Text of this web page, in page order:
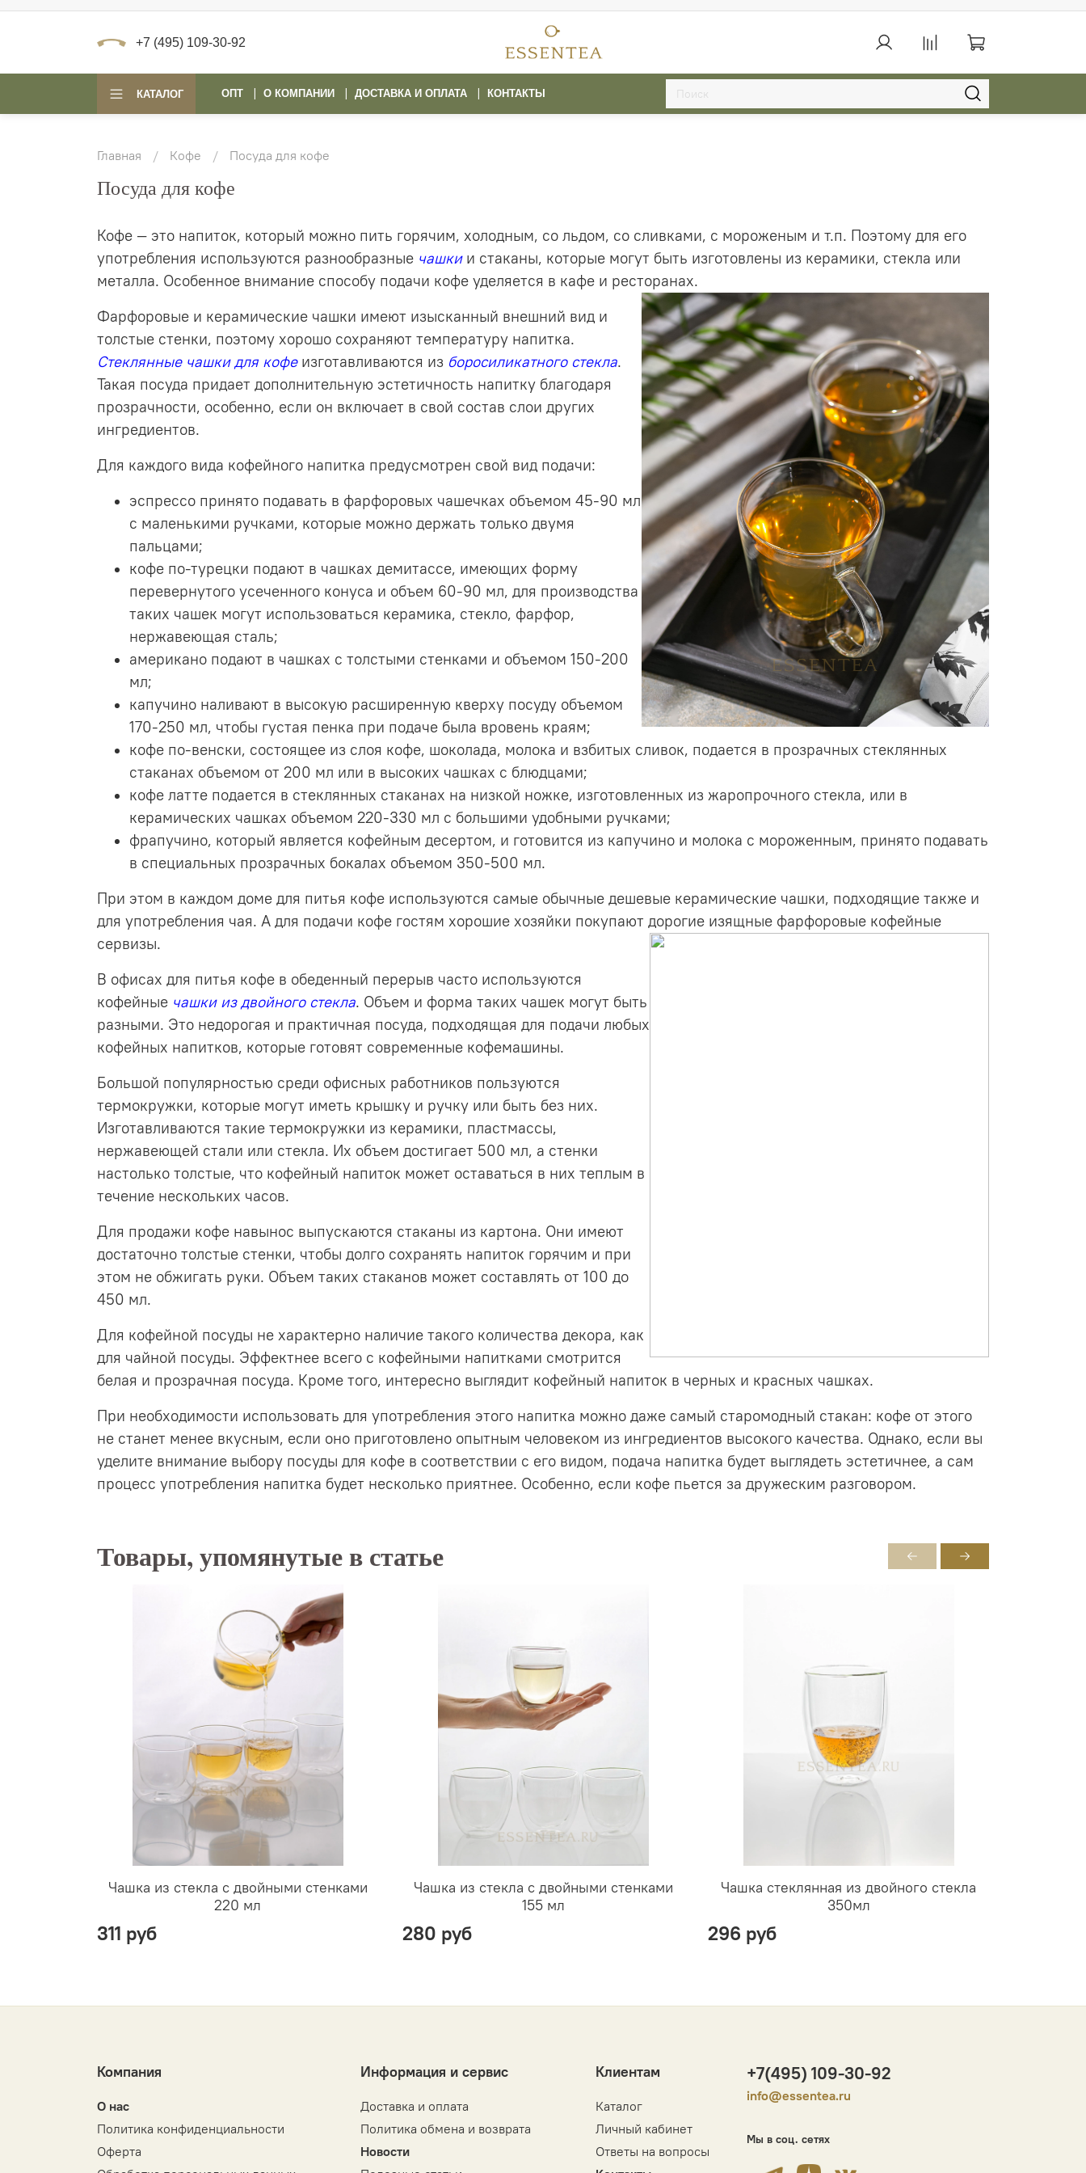
+7 (495) 109-30-92
КАТАЛОГ ОПТ О КОМПАНИИ ДОСТАВКА И ОПЛАТА КОНТАКТЫ
Главная Кофе Посуда для кофе
Посуда для кофе
Кофе — это напиток, который можно пить горячим, холодным, со льдом, со сливками, с мороженым и т.п. Поэтому для его
употребления используются разнообразные чашкии стаканы, которые могут быть изготовлены из керамики, стекла или
металла. Особенное внимание способу подачи кофе уделяется в кафе и ресторанах.
Фарфоровые и керамические чашки имеют изысканный внешний вид и
толстые стенки, поэтому хорошо сохраняют температуру напитка.
Стеклянныечашки для кофеизготавливаются из боросиликатногостекла.
Такая посуда придает дополнительную эстетичность напитку благодаря
прозрачности, особенно, если он включает в свой состав слои других
ингредиентов.
Для каждого вида кофейного напитка предусмотрен свой вид подачи:
эспрессо принято подавать в фарфоровых чашечках объемом 45-90 мл
с маленькими ручками, которые можно держать только двумя
пальцами;
кофе по-турецки подают в чашках демитассе, имеющих форму
перевернутого усеченного конуса и объем 60-90 мл, для производства
таких чашек могут использоваться керамика, стекло, фарфор,
нержавеющая сталь;
американо подают в чашках с толстыми стенками и объемом 150-200
мл;
капучино наливают в высокую расширенную кверху посуду объемом
170-250 мл, чтобы густая пенка при подаче была вровень краям;
кофе по-венски, состоящее из слоя кофе, шоколада, молока и взбитых сливок, подается в прозрачных стеклянных
стаканах объемом от 200 мл или в высоких чашках с блюдцами;
кофе латте подается в стеклянных стаканах на низкой ножке, изготовленных из жаропрочного стекла, или в
керамических чашках объемом 220-330 мл с большими удобными ручками;
фрапучино, который является кофейным десертом, и готовится из капучино и молока с мороженным, принято подавать
в специальных прозрачных бокалах объемом 350-500 мл.
При этом в каждом доме для питья кофе используются самые обычные дешевые керамические чашки, подходящие также и
для употребления чая. А для подачи кофе гостям хорошие хозяйки покупают дорогие изящные фарфоровые кофейные
сервизы.
В офисах для питья кофе в обеденный перерыв часто используются
кофейные чашки из двойного стекла. Объем и форма таких чашек могут быть
разными. Это недорогая и практичная посуда, подходящая для подачи любых
кофейных напитков, которые готовят современные кофемашины.
Большой популярностью среди офисных работников пользуются
термокружки, которые могут иметь крышку и ручку или быть без них.
Изготавливаются такие термокружки из керамики, пластмассы,
нержавеющей стали или стекла. Их объем достигает 500 мл, а стенки
настолько толстые, что кофейный напиток может оставаться в них теплым в
течение нескольких часов.
Для продажи кофе навынос выпускаются стаканы из картона. Они имеют
достаточно толстые стенки, чтобы долго сохранять напиток горячим и при
этом не обжигать руки. Объем таких стаканов может составлять от 100 до
450 мл.
Для кофейной посуды не характерно наличие такого количества декора, как
для чайной посуды. Эффектнее всего с кофейными напитками смотрится
белая и прозрачная посуда. Кроме того, интересно выглядит кофейный напиток в черных и красных чашках.
При необходимости использовать для употребления этого напитка можно даже самый старомодный стакан: кофе от этого
не станет менее вкусным, если оно приготовлено опытным человеком из ингредиентов высокого качества. Однако, если вы
уделите внимание выбору посуды для кофе в соответствии с его видом, подача напитка будет выглядеть эстетичнее, а сам
процесс употребления напитка будет несколько приятнее. Особенно, если кофе пьется за дружеским разговором.
Товары, упомянутые в статье
Чашка из стекла с двойными стенками
220 мл
311 руб
Чашка из стекла с двойными стенками
155 мл
280 руб
Чашка стеклянная из двойного стекла
350мл
296 руб
Компания
О нас
Политика конфиденциальности
Оферта
Информация и сервис
Доставка и оплата
Политика обмена и возврата
Новости
Клиентам
Каталог
Личный кабинет
Ответы на вопросы
+7(495) 109-30-92
info@essentea.ru
Мы в соц. сетях